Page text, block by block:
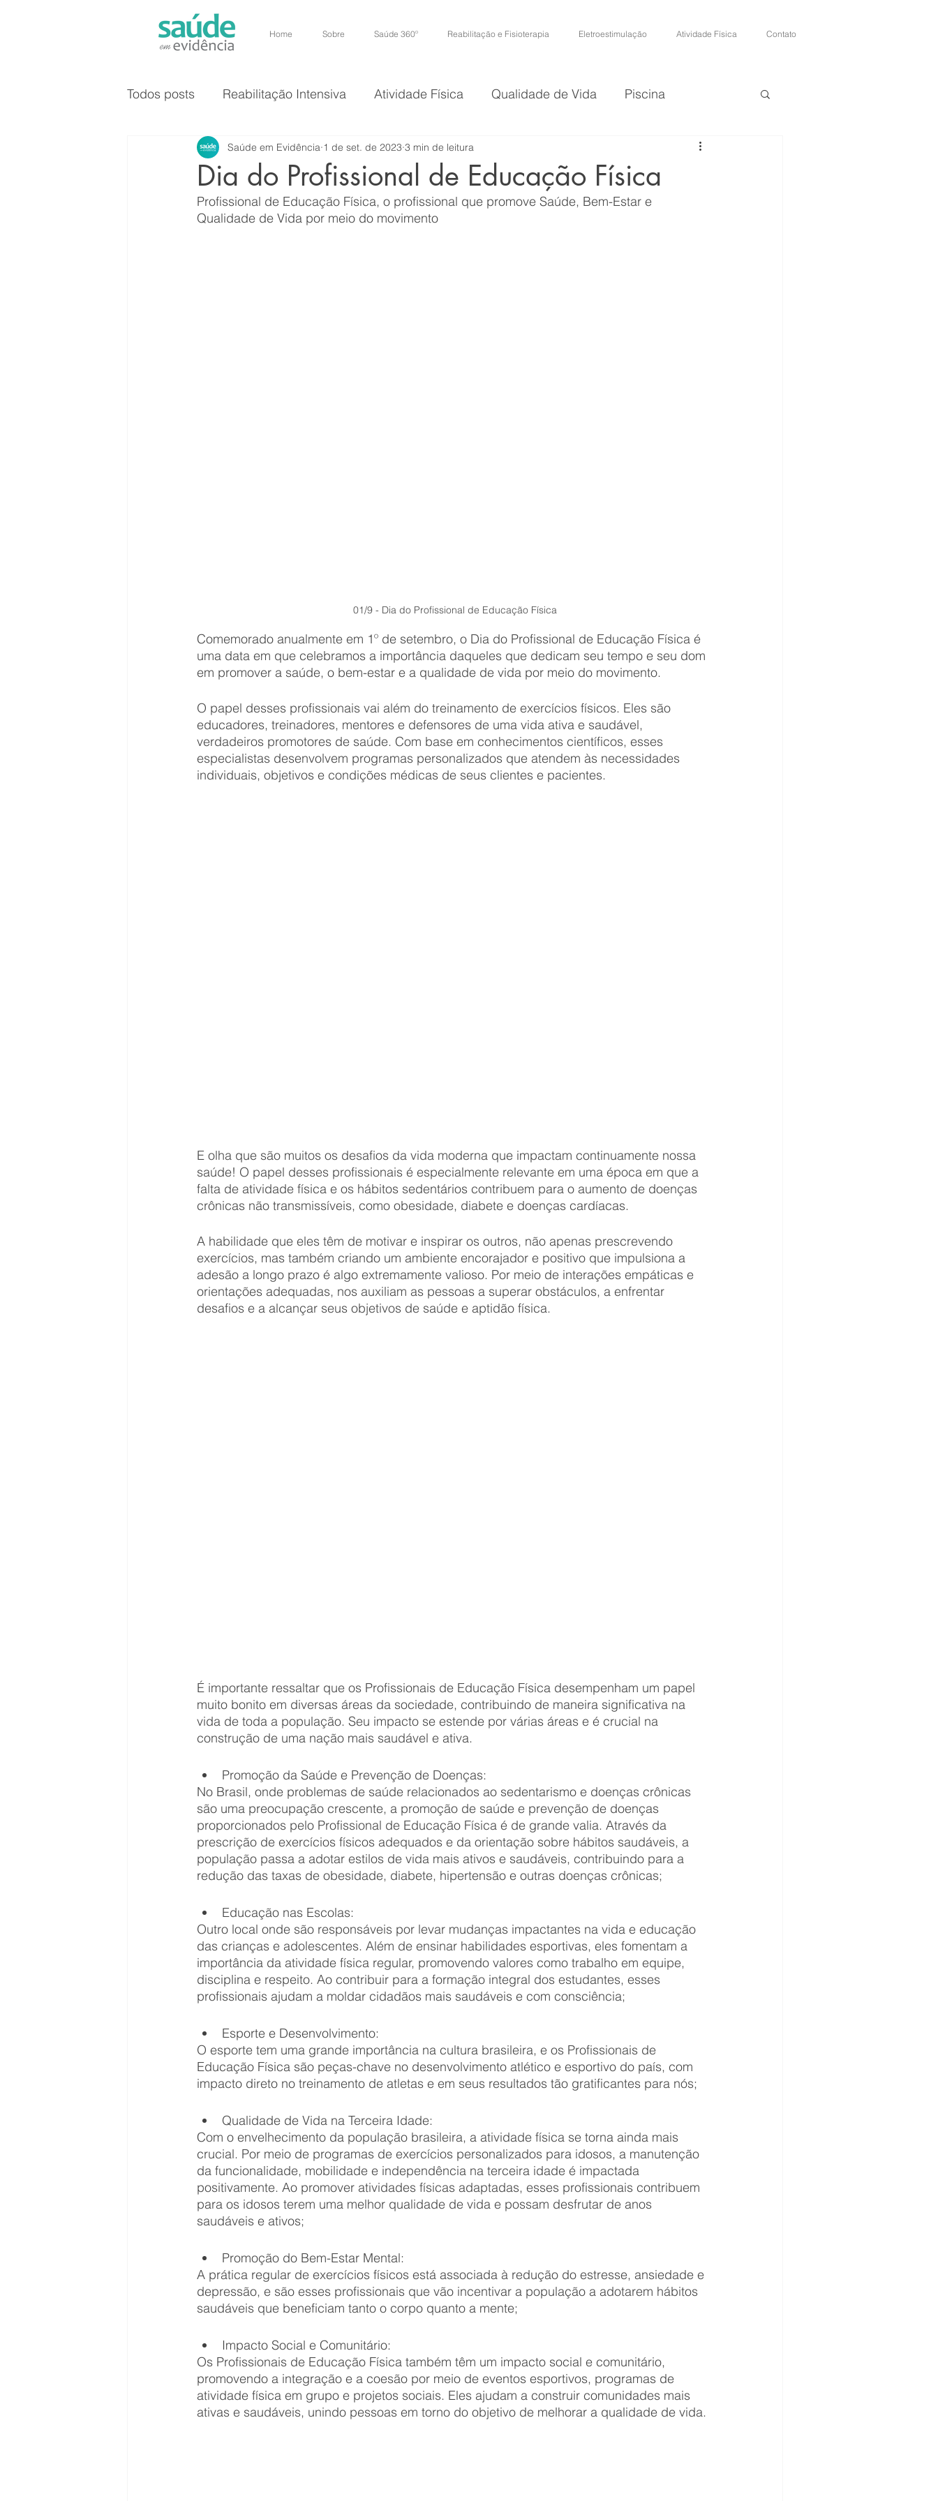
Todos posts Reabilitação Intensiva Atividade Física Qualidade de Vida Piscina
Dia do Profissional de Educação Física
Saúde em Evidência 1 de set. de 2023 3 min de leitura
Profissional de Educação Física, o profissional que promove Saúde, Bem-Estar e
Qualidade de Vida por meio do movimento
01/9 - Dia do Profissional de Educação Física
Comemorado anualmente em 1º de setembro, o Dia do Profissional de Educação Física é
uma data em que celebramos a importância daqueles que dedicam seu tempo e seu dom
em promover a saúde, o bem-estar e a qualidade de vida por meio do movimento.
O papel desses profissionais vai além do treinamento de exercícios físicos. Eles são
educadores, treinadores, mentores e defensores de uma vida ativa e saudável,
verdadeiros promotores de saúde. Com base em conhecimentos científicos, esses
especialistas desenvolvem programas personalizados que atendem às necessidades
individuais, objetivos e condições médicas de seus clientes e pacientes.
E olha que são muitos os desafios da vida moderna que impactam continuamente nossa
saúde! O papel desses profissionais é especialmente relevante em uma época em que a
falta de atividade física e os hábitos sedentários contribuem para o aumento de doenças
crônicas não transmissíveis, como obesidade, diabete e doenças cardíacas.
A habilidade que eles têm de motivar e inspirar os outros, não apenas prescrevendo
exercícios, mas também criando um ambiente encorajador e positivo que impulsiona a
adesão a longo prazo é algo extremamente valioso. Por meio de interações empáticas e
orientações adequadas, nos auxiliam as pessoas a superar obstáculos, a enfrentar
desafios e a alcançar seus objetivos de saúde e aptidão física.
É importante ressaltar que os Profissionais de Educação Física desempenham um papel
muito bonito em diversas áreas da sociedade, contribuindo de maneira significativa na
vida de toda a população. Seu impacto se estende por várias áreas e é crucial na
construção de uma nação mais saudável e ativa.
Promoção da Saúde e Prevenção de Doenças:
No Brasil, onde problemas de saúde relacionados ao sedentarismo e doenças crônicas
são uma preocupação crescente, a promoção de saúde e prevenção de doenças
proporcionados pelo Profissional de Educação Física é de grande valia. Através da
prescrição de exercícios físicos adequados e da orientação sobre hábitos saudáveis, a
população passa a adotar estilos de vida mais ativos e saudáveis, contribuindo para a
redução das taxas de obesidade, diabete, hipertensão e outras doenças crônicas;
Educação nas Escolas:
Outro local onde são responsáveis por levar mudanças impactantes na vida e educação
das crianças e adolescentes. Além de ensinar habilidades esportivas, eles fomentam a
importância da atividade física regular, promovendo valores como trabalho em equipe,
disciplina e respeito. Ao contribuir para a formação integral dos estudantes, esses
profissionais ajudam a moldar cidadãos mais saudáveis e com consciência;
Esporte e Desenvolvimento:
O esporte tem uma grande importância na cultura brasileira, e os Profissionais de
Educação Física são peças-chave no desenvolvimento atlético e esportivo do país, com
impacto direto no treinamento de atletas e em seus resultados tão gratificantes para nós;
Qualidade de Vida na Terceira Idade:
Com o envelhecimento da população brasileira, a atividade física se torna ainda mais
crucial. Por meio de programas de exercícios personalizados para idosos, a manutenção
da funcionalidade, mobilidade e independência na terceira idade é impactada
positivamente. Ao promover atividades físicas adaptadas, esses profissionais contribuem
para os idosos terem uma melhor qualidade de vida e possam desfrutar de anos
saudáveis e ativos;
Promoção do Bem-Estar Mental:
A prática regular de exercícios físicos está associada à redução do estresse, ansiedade e
depressão, e são esses profissionais que vão incentivar a população a adotarem hábitos
saudáveis que beneficiam tanto o corpo quanto a mente;
Impacto Social e Comunitário:
Os Profissionais de Educação Física também têm um impacto social e comunitário,
promovendo a integração e a coesão por meio de eventos esportivos, programas de
atividade física em grupo e projetos sociais. Eles ajudam a construir comunidades mais
ativas e saudáveis, unindo pessoas em torno do objetivo de melhorar a qualidade de vida.
Home Sobre Saúde 360º Reabilitação e Fisioterapia Eletroestimulação Atividade Física Contato